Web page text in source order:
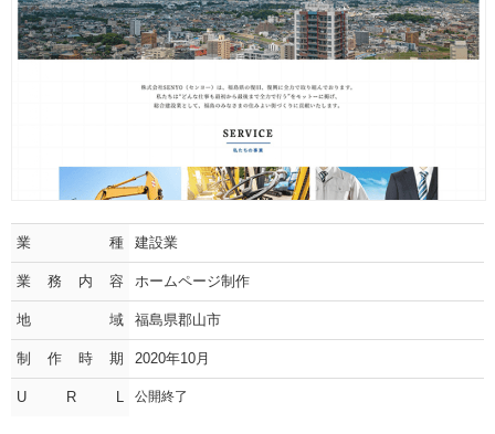
業種 建設業
業務内容 ホームページ制作
地域 福島県郡山市
制作時期 2020年10月
U R L 公開終了